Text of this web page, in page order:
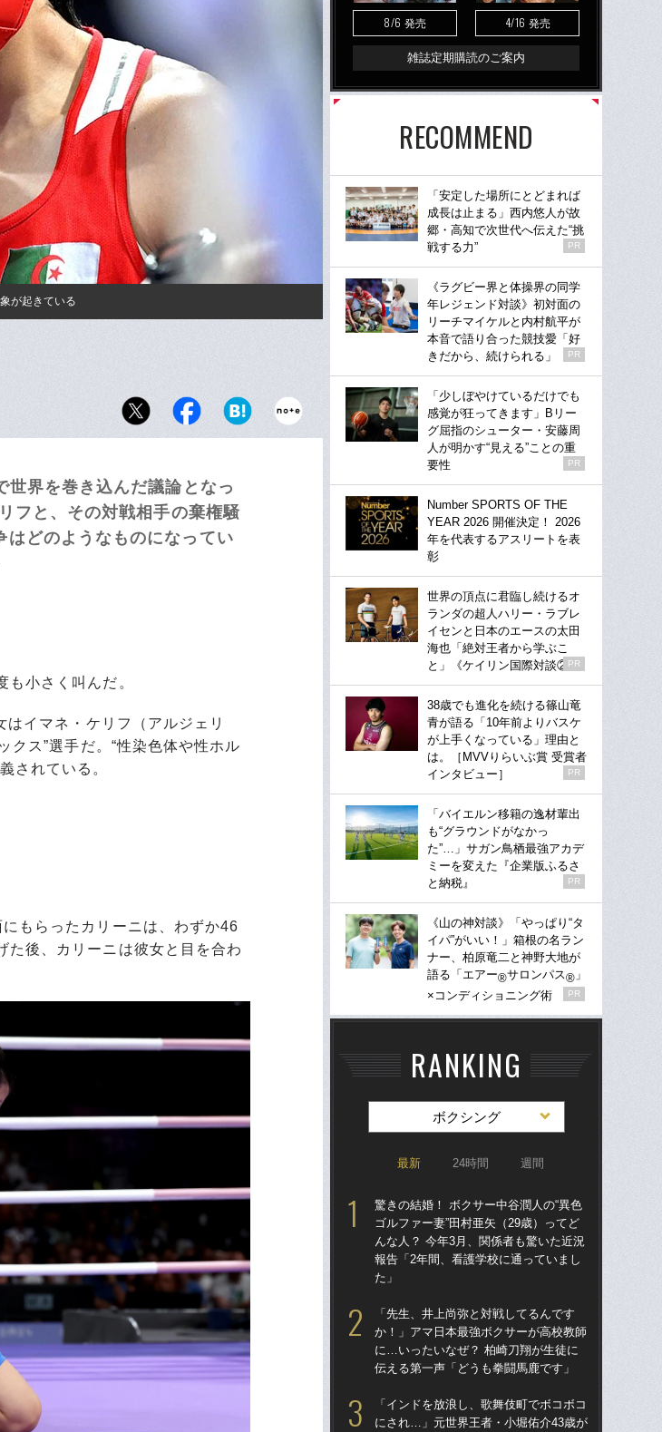
が起きている
界を巻き込んだ議論となっ
フと、その対戦相手の棄権騒
どのようなものになってい
小さく叫んだ。
イマネ・ケリフ（アルジェリ
クス”選手だ。“性染色体や性ホル
されている。
もらったカリーニは、わずか46
た後、カリーニは彼女と目を合わ
8/6 発売 4/16 発売
雑誌定期購読のご案内
RECOMMEND
「安定した場所にとどまれば
成長は止まる」西内悠人が故
郷・高知で次世代へ伝えた“挑
戦する力”
PR
《ラグビー界と体操界の同学
年レジェンド対談》初対面の
リーチマイケルと内村航平が
本音で語り合った競技愛「好
きだから、続けられる」
PR
「少しぼやけているだけでも
感覚が狂ってきます」Bリー
グ屈指のシューター・安藤周
人が明かす“見える”ことの重
要性
PR
Number SPORTS OF THE
YEAR 2026 開催決定！ 2026
年を代表するアスリートを表
彰
世界の頂点に君臨し続けるオ
ランダの超人ハリー・ラブレ
イセンと日本のエースの太田
海也「絶対王者から学ぶこ
と」《ケイリン国際対談②》
PR
38歳でも進化を続ける篠山竜
青が語る「10年前よりバスケ
が上手くなっている」理由と
は。［MVVりらいぶ賞 受賞者
インタビュー］
PR
「バイエルン移籍の逸材輩出
も“グラウンドがなかっ
た”…」サガン鳥栖最強アカデ
ミーを変えた『企業版ふるさ
と納税』
PR
《山の神対談》「やっぱり“タ
イパ”がいい！」箱根の名ラン
ナー、柏原竜二と神野大地が
語る「エアー®サロンパス® 」
×コンディショニング術
PR
RANKING
ボクシング
最新 24時間 週間
驚きの結婚！ ボクサー中谷潤人の“異色
ゴルファー妻”田村亜矢（29歳）ってど
んな人？ 今年3月、関係者も驚いた近況
報告「2年間、看護学校に通っていまし
た」
「先生、井上尚弥と対戦してるんです
か！」アマ日本最強ボクサーが高校教師
に…いったいなぜ？ 柏崎刀翔が生徒に
伝える第一声「どうも拳闘馬鹿です」
「インドを放浪し、歌舞伎町でボコボコ
にされ…」元世界王者・小堀佑介43歳が